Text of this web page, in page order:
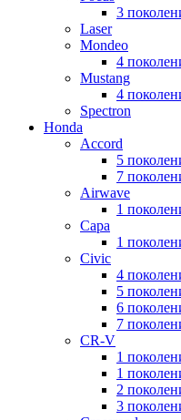
3
Laser
Mondeo
4
Mustang
4
Spectron
Honda
Accord
5
7
Airwave
1
Capa
1
Civic
4
5
6
7
CR-V
1
1
2
3